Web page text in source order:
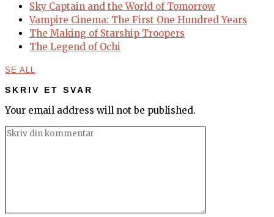
Sky Captain and the World of Tomorrow
Vampire Cinema: The First One Hundred Years
The Making of Starship Troopers
The Legend of Ochi
SE ALL
SKRIV ET SVAR
Your email address will not be published.